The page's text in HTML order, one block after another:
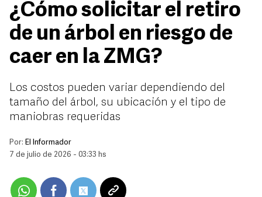
¿Cómo solicitar el retiro
de un árbol en riesgo de
caer en la ZMG?
Los costos pueden variar dependiendo del
tamaño del árbol, su ubicación y el tipo de
maniobras requeridas
Por: El Informador
7 de julio de 2026 - 03:33 hs